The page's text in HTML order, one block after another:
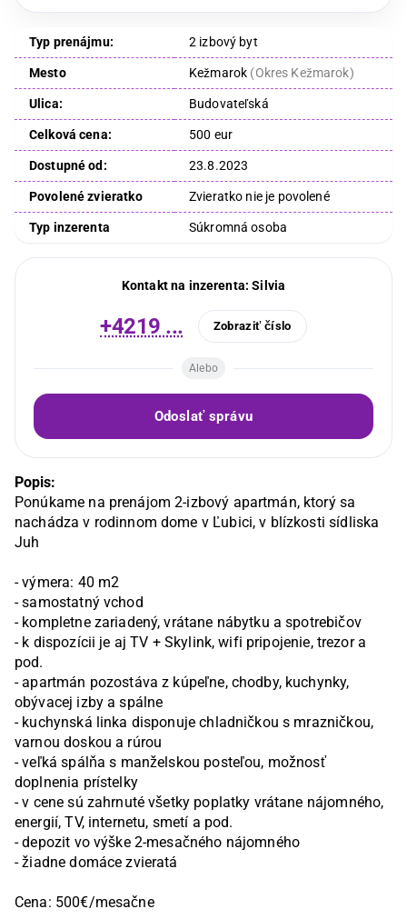
Typ prenájmu: 2 izbový byt
Mesto Kežmarok (Okres Kežmarok)
Ulica: Budovateľská
Celková cena: 500 eur
Dostupné od: 23.8.2023
Povolené zvieratko Zvieratko nie je povolené
Typ inzerenta Súkromná osoba
Kontakt na inzerenta:Silvia
+4219 ... Zobraziť číslo
Alebo
Odoslať správu
Popis:
Ponúkame na prenájom 2-izbový apartmán, ktorý sa
nachádza v rodinnom dome v Ľubici, v blízkosti sídliska
Juh
- výmera: 40 m2
- samostatný vchod
- kompletne zariadený, vrátane nábytku a spotrebičov
- k dispozícii je aj TV + Skylink, wifi pripojenie, trezor a
pod.
- apartmán pozostáva z kúpeľne, chodby, kuchynky,
obývacej izby a spálne
- kuchynská linka disponuje chladničkou s mrazničkou,
varnou doskou a rúrou
- veľká spálňa s manželskou posteľou, možnosť
doplnenia prístelky
- v cene sú zahrnuté všetky poplatky vrátane nájomného,
energií, TV, internetu, smetí a pod.
- depozit vo výške 2-mesačného nájomného
- žiadne domáce zvieratá
Cena: 500€/mesačne